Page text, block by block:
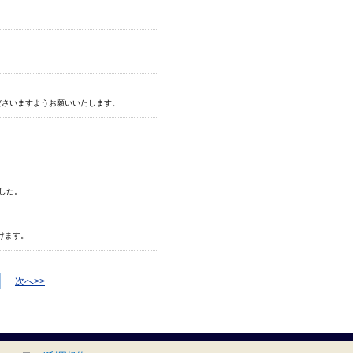
いますようお願いいたします。
た。
す。
次へ>>